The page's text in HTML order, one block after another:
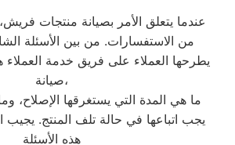
عندما يتعلق الأمر بصيانة منتجات فريش،
من الاستفسارات. من بين الأسئلة
يطرحها العملاء على فريق خدمة
صيانة،
ما هي المدة التي يستغرقها الإصلاح،
يجب اتباعها في حالة تلف المنتج.
هذه الأسئلة